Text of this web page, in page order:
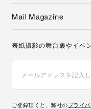
Mail Magazine
表紙撮影の舞台裏やイベ
ご登録頂くと、弊社のプライ